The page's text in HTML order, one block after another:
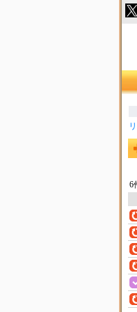
6